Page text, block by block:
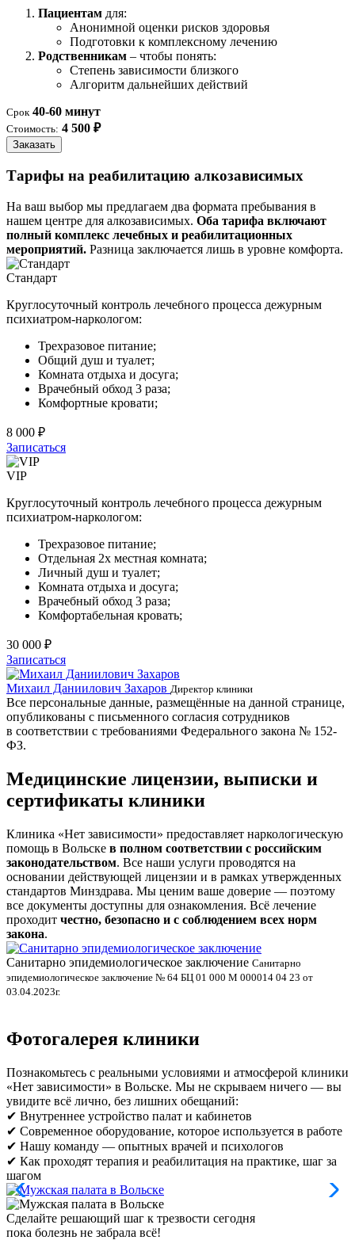
Пациентам для:
Анонимной оценки рисков здоровья
Подготовки к комплексному лечению
Родственникам – чтобы понять:
Степень зависимости близкого
Алгоритм дальнейших действий
Срок 40-60 минут
Стоимость: 4 500 ₽
Заказать
Тарифы на реабилитацию алкозависимых
На ваш выбор мы предлагаем два формата пребывания в
нашем центре для алкозависимых. Оба тарифа включают
полный комплекс лечебных и реабилитационных
мероприятий. Разница заключается лишь в уровне комфорта.
Стандарт
Круглосуточный контроль лечебного процесса дежурным
психиатром-наркологом:
Трехразовое питание;
Общий душ и туалет;
Комната отдыха и досуга;
Врачебный обход 3 раза;
Комфортные кровати;
8 000 ₽
Записаться
VIP
Круглосуточный контроль лечебного процесса дежурным
психиатром-наркологом:
Трехразовое питание;
Отдельная 2х местная комната;
Личный душ и туалет;
Комната отдыха и досуга;
Врачебный обход 3 раза;
Комфортабельная кровать;
30 000 ₽
Записаться
Михаил Даниилович Захаров Директор клиники
Все персональные данные, размещённые на данной странице,
опубликованы с письменного согласия сотрудников
в соответствии с требованиями Федерального закона № 152-
ФЗ.
Медицинские лицензии, выписки и
сертификаты клиники
Клиника «Нет зависимости» предоставляет наркологическую
помощь в Вольске в полном соответствии с российским
законодательством. Все наши услуги проводятся на
основании действующей лицензии и в рамках утвержденных
стандартов Минздрава. Мы ценим ваше доверие — поэтому
все документы доступны для ознакомления. Всё лечение
проходит честно, безопасно и с соблюдением всех норм
закона.
Санитарно эпидемиологическое заключение Санитарно
эпидемиологическое заключение № 64 БЦ 01 000 М 000014 04 23 от
03.04.2023г.
Фотогалерея клиники
Познакомьтесь с реальными условиями и атмосферой клиники
«Нет зависимости» в Вольске. Мы не скрываем ничего — вы
увидите всё лично, без лишних обещаний:
✔ Внутреннее устройство палат и кабинетов
✔ Современное оборудование, которое используется в работе
✔ Нашу команду — опытных врачей и психологов
✔ Как проходят терапия и реабилитация на практике, шаг за
шагом
Сделайте решающий шаг к трезвости сегодня
пока болезнь не забрала всё!